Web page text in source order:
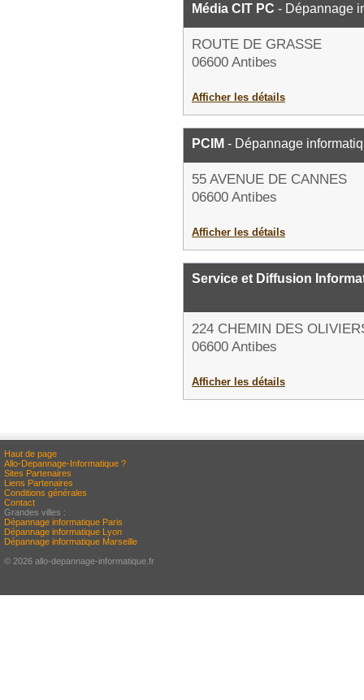
Média CIT PC - Dépannage
ROUTE DE GRASSE
06600 Antibes
Afficher les détails
PCIM - Dépannage
55 AVENUE DE CANNES
06600 Antibes
Afficher les détails
Service et Diffusion
224 CHEMIN DES
06600 Antibes
Afficher les détails
Haut de page
Allo-Depannage-Informatique ?
Sites Partenaires
Liens Partenaires
Conditions générales
Contact
Grandes villes :
Dépannage informatique Paris
Dépannage informatique Lyon
Dépannage informatique Marseille
© 2026 allo-depannage-informatique.fr